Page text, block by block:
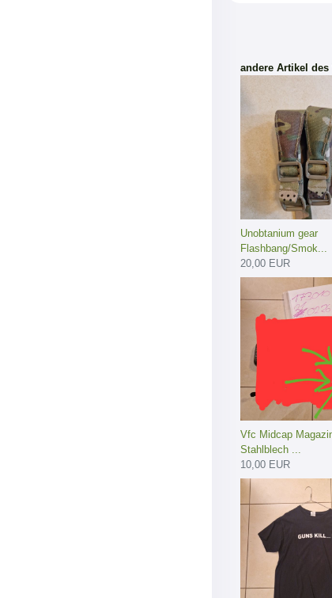
andere Artikel des
Unobtanium gear
Flashbang/Smok...
20,00 EUR
Vfc Midcap
Stahlblech ...
10,00 EUR